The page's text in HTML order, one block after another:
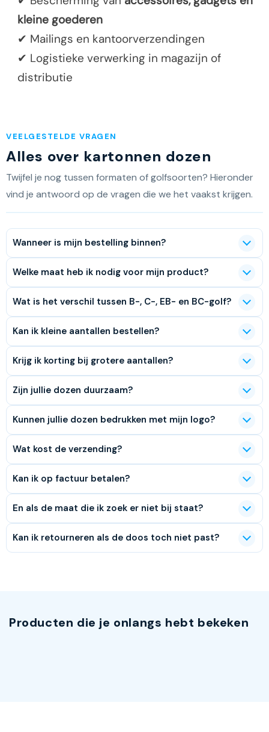
kleine goederen
✔ Mailings en kantoorverzendingen
✔ Logistieke verwerking in magazijn of
distributie
VEELGESTELDE VRAGEN
Alles over kartonnen dozen
Twijfel je nog tussen formaten of golfsoorten? Hieronder
vind je antwoord op de vragen die we het vaakst krijgen.
Wanneer is mijn bestelling binnen?
Welke maat heb ik nodig voor mijn product?
Wat is het verschil tussen B-, C-, EB- en BC-golf?
Kan ik kleine aantallen bestellen?
Krijg ik korting bij grotere aantallen?
Zijn jullie dozen duurzaam?
Kunnen jullie dozen bedrukken met mijn logo?
Wat kost de verzending?
Kan ik op factuur betalen?
En als de maat die ik zoek er niet bij staat?
Kan ik retourneren als de doos toch niet past?
Producten die je onlangs hebt bekeken